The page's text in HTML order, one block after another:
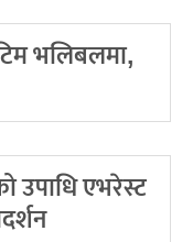
भलिबलमा,
उपाधि एभरेस्ट